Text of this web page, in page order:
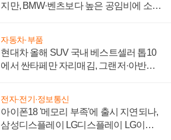
지만, BMW·벤츠보다 높은 공임비에 소비
자동차·부품
현대차 올해 SUV 국내 베스트셀러 톱10
에서 싼타페만 자리매김, 그랜저·아반떼
전자·전기·정보통신
아이폰18 '메모리 부족'에 출시 지연되나,
삼성디스플레이 LG디스플레이 LG이노